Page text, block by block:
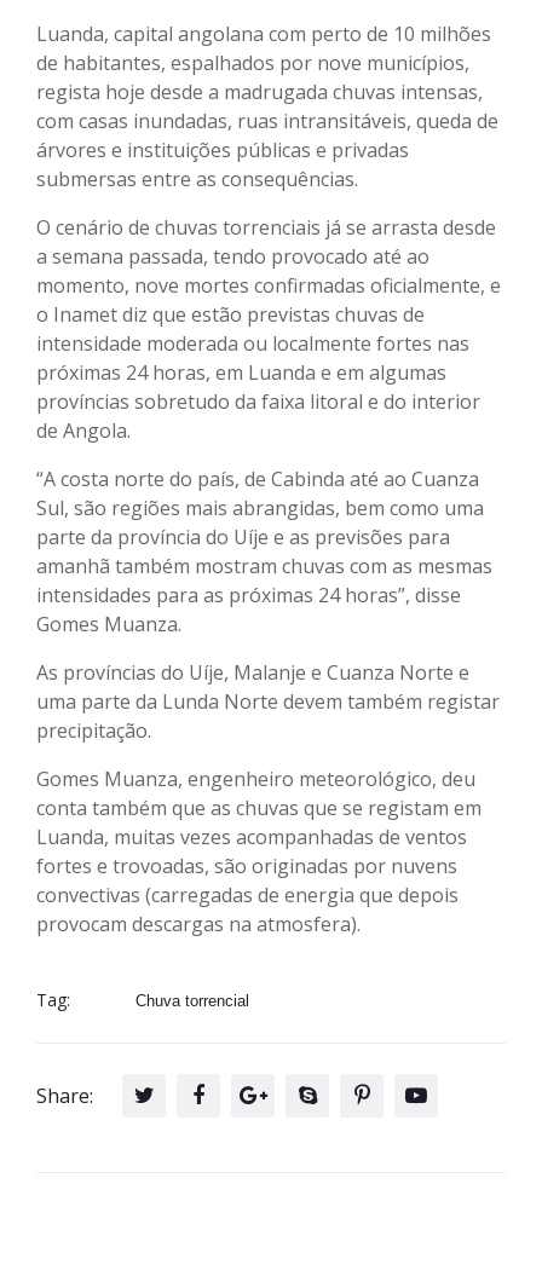
Luanda, capital angolana com perto de 10 milhões
de habitantes, espalhados por nove municípios,
regista hoje desde a madrugada chuvas intensas,
com casas inundadas, ruas intransitáveis, queda de
árvores e instituições públicas e privadas
submersas entre as consequências.
O cenário de chuvas torrenciais já se arrasta desde
a semana passada, tendo provocado até ao
momento, nove mortes confirmadas oficialmente, e
o Inamet diz que estão previstas chuvas de
intensidade moderada ou localmente fortes nas
próximas 24 horas, em Luanda e em algumas
províncias sobretudo da faixa litoral e do interior
de Angola.
“A costa norte do país, de Cabinda até ao Cuanza
Sul, são regiões mais abrangidas, bem como uma
parte da província do Uíje e as previsões para
amanhã também mostram chuvas com as mesmas
intensidades para as próximas 24 horas”, disse
Gomes Muanza.
As províncias do Uíje, Malanje e Cuanza Norte e
uma parte da Lunda Norte devem também registar
precipitação.
Gomes Muanza, engenheiro meteorológico, deu
conta também que as chuvas que se registam em
Luanda, muitas vezes acompanhadas de ventos
fortes e trovoadas, são originadas por nuvens
convectivas (carregadas de energia que depois
provocam descargas na atmosfera).
Tag: Chuva torrencial
Share: